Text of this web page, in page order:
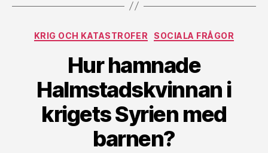
Kategorier
KRIG OCH KATASTROFER SOCIALA FRÅGOR
Hur hamnade
Halmstadskvinnan i
krigets Syrien med
barnen?